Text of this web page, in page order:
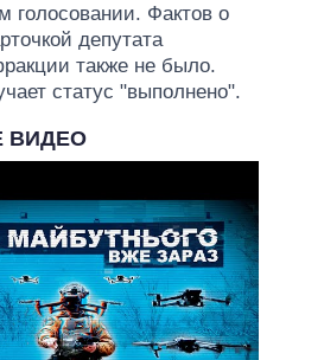
голосовании. Фактов о
депутата
также не было.
статус "выполнено".
ВИДЕО